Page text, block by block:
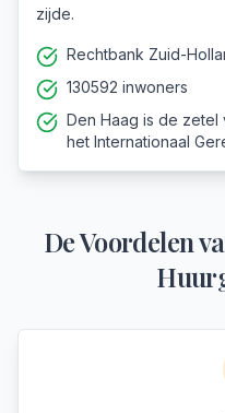
zijde.
Rechtbank Zuid-
130592 inwoners
Den Haag is de zetel
het Internationaal
De Voordelen